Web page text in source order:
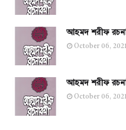
আহমদ শরীফ
October 06, 2021
আহমদ শরীফ
October 06, 2021